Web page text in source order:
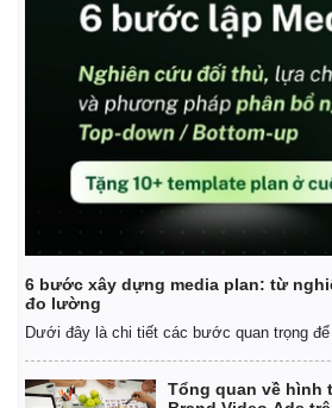
6 bước xây dựng media plan: từ
đo lường
Dưới đây là chi tiết các bước quan trọng để
Tổng quan về hình